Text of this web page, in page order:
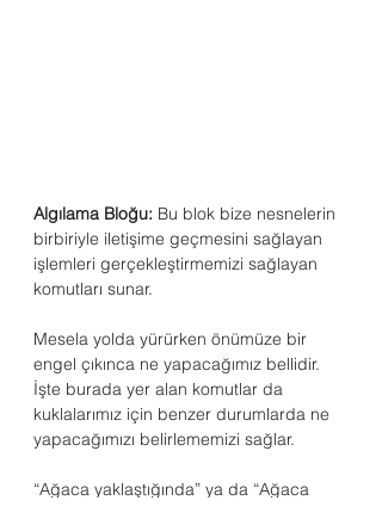
Algılama Bloğu: Bu blok bize nesnelerin
birbiriyle iletişime geçmesini sağlayan
işlemleri gerçekleştirmemizi sağlayan
komutları sunar.
Mesela yolda yürürken önümüze bir
engel çıkınca ne yapacağımız bellidir.
İşte burada yer alan komutlar da
kuklalarımız için benzer durumlarda ne
yapacağımızı belirlememizi sağlar.
“Ağaca yaklaştığında” ya da “Ağaca